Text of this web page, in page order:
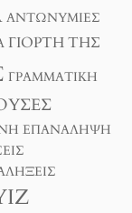
ΑΝΤΩΝΥΜΊΕΣ
ΓΙΟΡΤΉ ΤΗΣ
ΓΡΑΜΜΑΤΙΚΉ
ΕΠΑΝΆΛΗΨΗ